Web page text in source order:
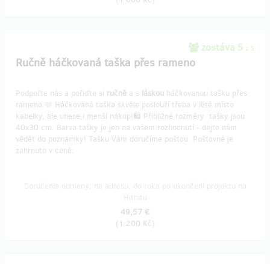
zostáva 5 z 5
Ručně háčkovaná taška přes rameno
Podpořte nás a pořiďte si ručně a s láskou háčkovanou tašku přes
rameno.🫶 Háčkovaná taška skvěle poslouží třeba v létě místo
kabelky, ale unese i menší nákup!🛍️ Přibližné rozměry tašky jsou
40x30 cm. Barva tašky je jen na vašem rozhodnutí - dejte nám
vědět do poznámky! Tašku Vám doručíme poštou. Poštovné je
zahrnuto v ceně.
49,57 €
(1 200 Kč)